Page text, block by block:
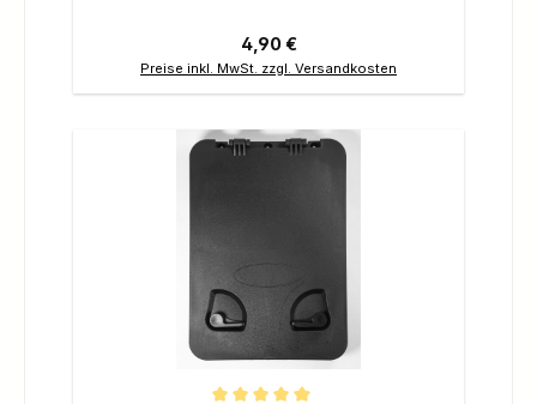
Regulärer Preis:
4,90 €
Preise inkl. MwSt. zzgl. Versandkosten